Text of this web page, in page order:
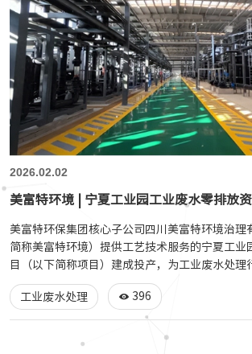
2026.02.02
美富特环境 | 宁夏工业园工业废水零排放
美富特环保集团核心子公司四川美富特环境治理
简称美富特环境）提供工艺技术服务的宁夏工业
目（以下简称项目）建成投产，为工业废水处理
成本、高质量的零排资源化项目典范。
工业废水处理
396